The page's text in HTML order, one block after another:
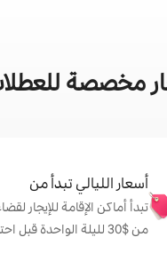
مخصصة
أسعار الليالي تبدأ من
تبدأ أماكن الإقامة للإيجار
من $‏30 لليلة الواحدة قبل احتساب الضرائب والرسوم